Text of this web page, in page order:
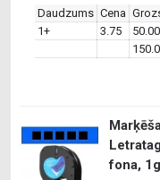
Daudzums Cena
1+
3.75 50.00
fona,